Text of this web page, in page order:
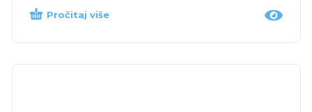
Pročitaj više